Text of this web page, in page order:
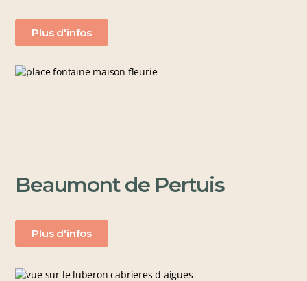
Plus d'infos
Beaumont de Pertuis
Plus d'infos